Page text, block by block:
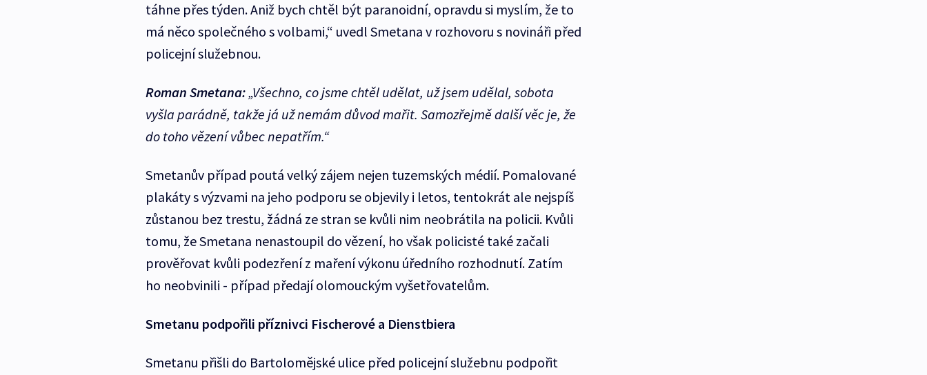
táhne přes týden. Aniž bych chtěl být paranoidní, opravdu si myslím, že to
má něco společného s volbami,“ uvedl Smetana v rozhovoru s novináři před
policejní služebnou.
Roman Smetana:„Všechno, co jsme chtěl udělat, už jsem udělal, sobota
vyšla parádně, takže já už nemám důvod mařit. Samozřejmě další věc je, že
do toho vězení vůbec nepatřím.“
Smetanův případ poutá velký zájem nejen tuzemských médií. Pomalované
plakáty s výzvami na jeho podporu se objevily i letos, tentokrát ale nejspíš
zůstanou bez trestu, žádná ze stran se kvůli nim neobrátila na policii. Kvůli
tomu, že Smetana nenastoupil do vězení, ho však policisté také začali
prověřovat kvůli podezření z maření výkonu úředního rozhodnutí. Zatím
ho neobvinili - případ předají olomouckým vyšetřovatelům.
Smetanu podpořili příznivci Fischerové a Dienstbiera
Smetanu přišli do Bartolomějské ulice před policejní služebnu podpořit